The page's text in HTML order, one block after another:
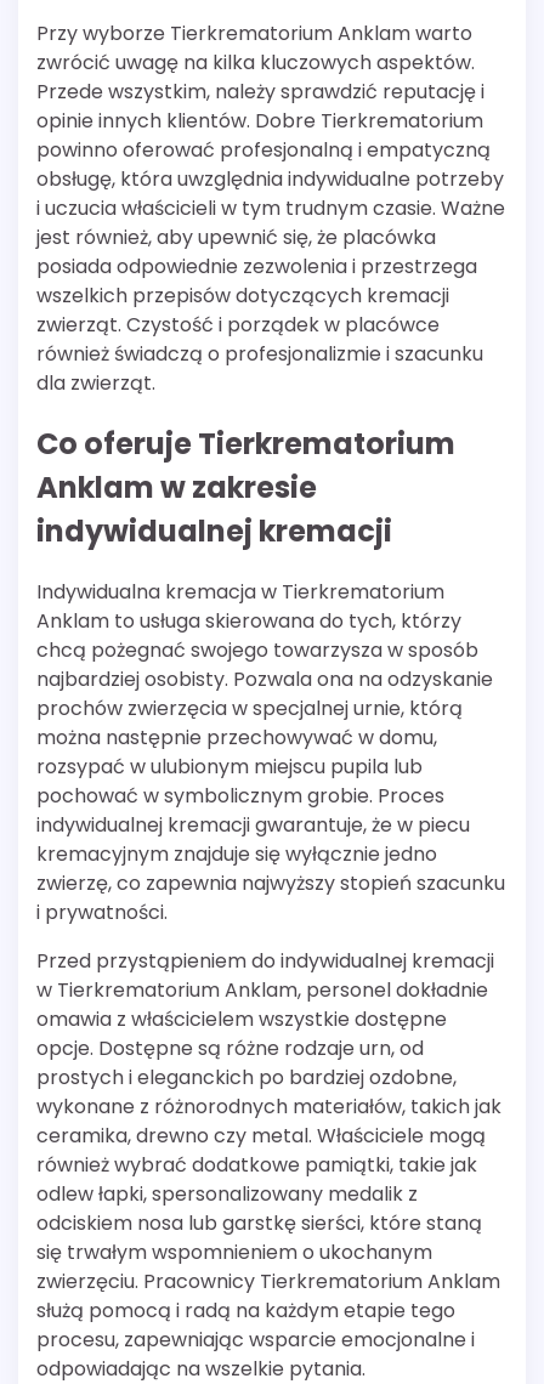
Przy wyborze Tierkrematorium Anklam warto
zwrócić uwagę na kilka kluczowych aspektów.
Przede wszystkim, należy sprawdzić reputację i
opinie innych klientów. Dobre Tierkrematorium
powinno oferować profesjonalną i empatyczną
obsługę, która uwzględnia indywidualne potrzeby
i uczucia właścicieli w tym trudnym czasie. Ważne
jest również, aby upewnić się, że placówka
posiada odpowiednie zezwolenia i przestrzega
wszelkich przepisów dotyczących kremacji
zwierząt. Czystość i porządek w placówce
również świadczą o profesjonalizmie i szacunku
dla zwierząt.
Co oferuje Tierkrematorium
Anklam w zakresie
indywidualnej kremacji
Indywidualna kremacja w Tierkrematorium
Anklam to usługa skierowana do tych, którzy
chcą pożegnać swojego towarzysza w sposób
najbardziej osobisty. Pozwala ona na odzyskanie
prochów zwierzęcia w specjalnej urnie, którą
można następnie przechowywać w domu,
rozsypać w ulubionym miejscu pupila lub
pochować w symbolicznym grobie. Proces
indywidualnej kremacji gwarantuje, że w piecu
kremacyjnym znajduje się wyłącznie jedno
zwierzę, co zapewnia najwyższy stopień szacunku
i prywatności.
Przed przystąpieniem do indywidualnej kremacji
w Tierkrematorium Anklam, personel dokładnie
omawia z właścicielem wszystkie dostępne
opcje. Dostępne są różne rodzaje urn, od
prostych i eleganckich po bardziej ozdobne,
wykonane z różnorodnych materiałów, takich jak
ceramika, drewno czy metal. Właściciele mogą
również wybrać dodatkowe pamiątki, takie jak
odlew łapki, spersonalizowany medalik z
odciskiem nosa lub garstkę sierści, które staną
się trwałym wspomnieniem o ukochanym
zwierzęciu. Pracownicy Tierkrematorium Anklam
służą pomocą i radą na każdym etapie tego
procesu, zapewniając wsparcie emocjonalne i
odpowiadając na wszelkie pytania.